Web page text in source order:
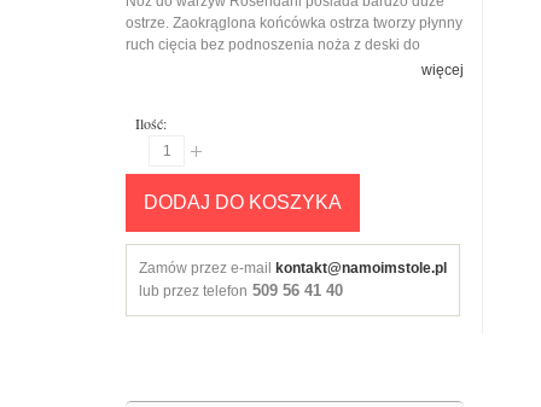
ostrze. Zaokrąglona końcówka ostrza tworzy płynny
ruch cięcia bez podnoszenia noża z deski do
krojenia. Zapewnia to dobrą kontrolę noża i ułatwia
noże Rosendahl i ma gładką, łatwą do czyszczenia
powierzchnię. Wytrzymała, klasyczna konstrukcja
zapewnia najwyższą jakość, dzięki czemu nóż
może być używany codziennie przez wiele lat.
więcej
Ilość:
DODAJ DO KOSZYKA
Zamów przez e-mail
kontakt@namoimstole.pl
lub przez telefon 509 56 41 40